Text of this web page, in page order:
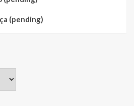
(pending)